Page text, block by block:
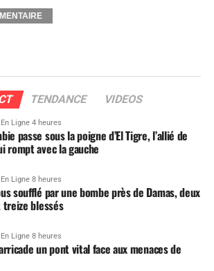
TENDANCE VIDEOS
En Ligne 4 heures
passe sous la poigne d’El Tigre, l’allié de
rompt avec la gauche
En Ligne 8 heures
soufflé par une bombe près de Damas, deux
blessés
En Ligne 8 heures
un pont vital face aux menaces de